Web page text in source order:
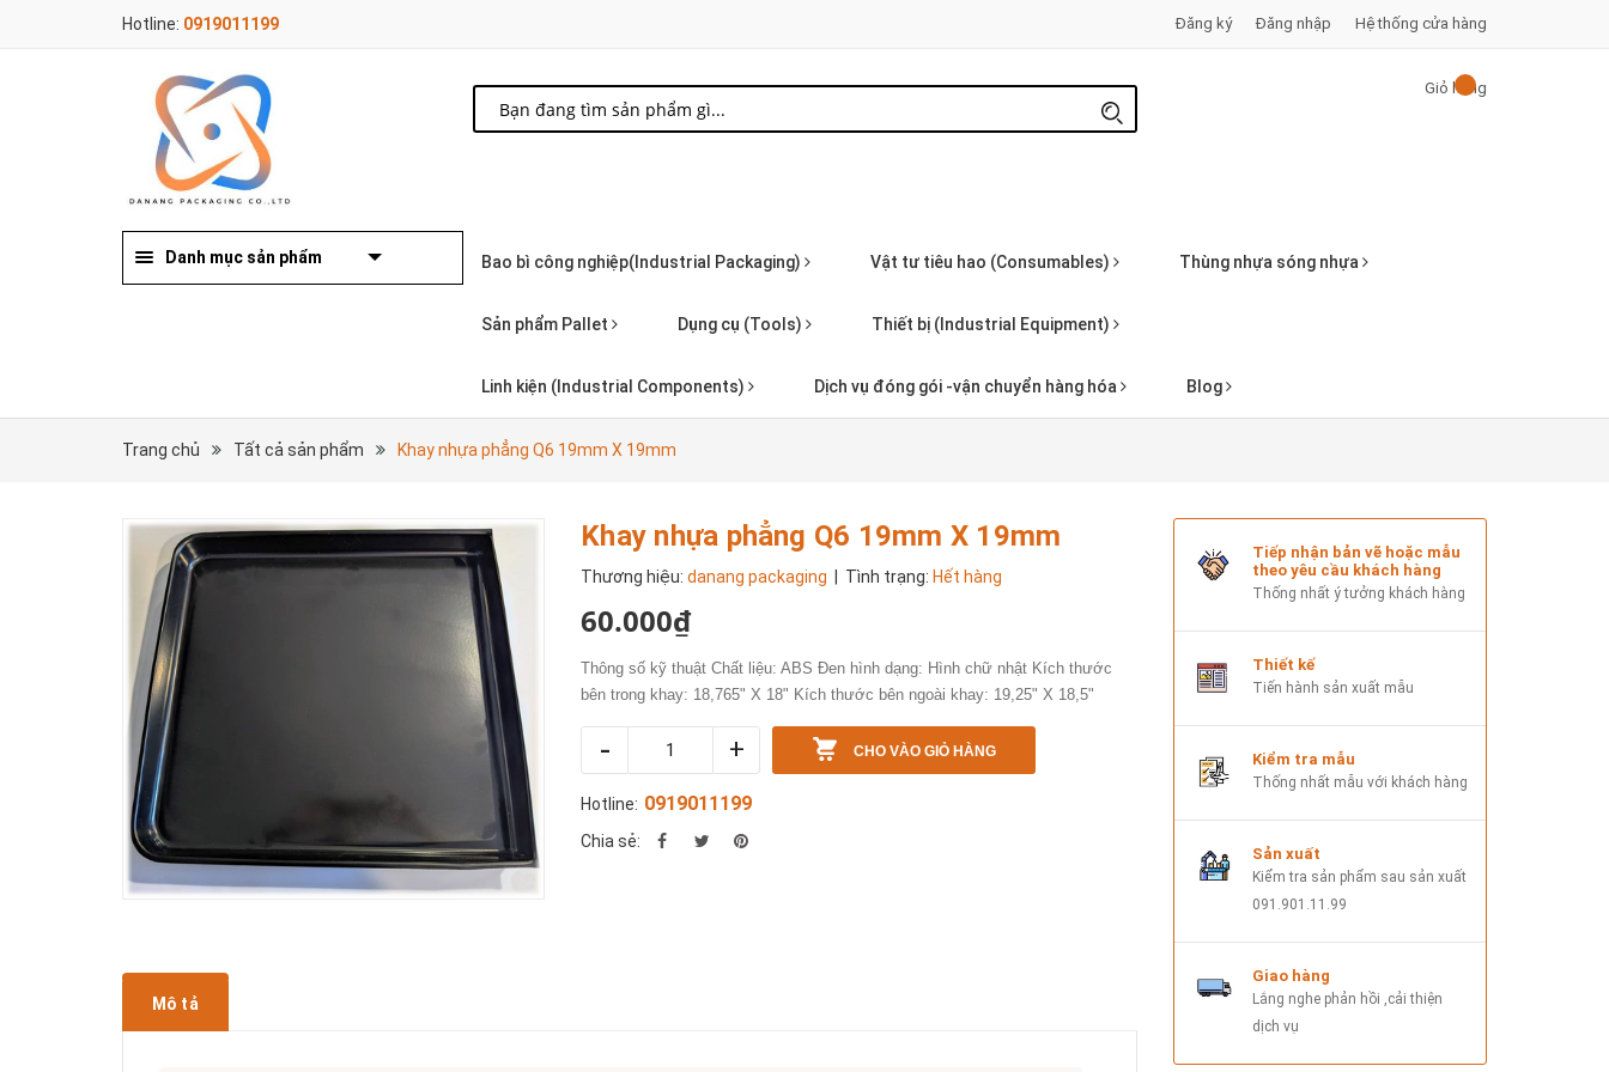
Hotline: 0919011199 Đăng ký Đăng nhập Hệ thống cửa hàng
Giỏ hàng
Danh mục sản phẩm Bao bì công nghiệp(Industrial Packaging) Vật tư tiêu hao (Consumables) Thùng nhựa sóng nhựa
Sản phẩm Pallet Dụng cụ (Tools) Thiết bị (Industrial Equipment)
Linh kiện (Industrial Components) Dịch vụ đóng gói -vận chuyển hàng hóa Blog
Trang chủ Tất cả sản phẩm Khay nhựa phẳng Q6 19mm X 19mm
Khay nhựa phẳng Q6 19mm X 19mm
Thương hiệu:danang packaging | Tình trạng: Hết hàng
60.000₫
Thông số kỹ thuật Chất liệu: ABS Đen hình dạng: Hình chữ nhật Kích thước
bên trong khay: 18,765" X 18" Kích thước bên ngoài khay: 19,25" X 18,5"
- + CHO VÀO GIỎ HÀNG
Hotline: 0919011199
Chia sẻ:
Mô tả
Tiếp nhận bản vẽ hoặc mẫu
theo yêu cầu khách hàng
Thống nhất ý tưởng khách hàng
Thiết kế
Tiến hành sản xuất mẫu
Kiểm tra mẫu
Thống nhất mẫu với khách hàng
Sản xuất
Kiểm tra sản phẩm sau sản xuất
091.901.11.99
Giao hàng
Lắng nghe phản hồi ,cải thiện
dịch vụ